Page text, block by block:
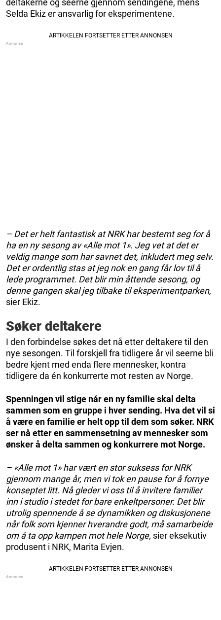
deltakerne og seerne gjennom sendingene, mens
Selda Ekiz er ansvarlig for eksperimentene.
– Det er helt fantastisk at NRK har bestemt seg for å
ha en ny sesong av «Alle mot 1». Jeg vet at det er
veldig mange som har savnet det, inkludert meg selv.
Det er ordentlig stas at jeg nok en gang får lov til å
lede programmet. Det blir min åttende sesong, og
denne gangen skal jeg tilbake til eksperimentparken,
sier Ekiz.
Søker deltakere
I den forbindelse søkes det nå etter deltakere til den
nye sesongen. Til forskjell fra tidligere år vil seerne bli
bedre kjent med enda flere mennesker, kontra
tidligere da én konkurrerte mot resten av Norge.
Spenningen vil stige når en ny familie skal delta
sammen som en gruppe i hver sending. Hva det vil si
å være en familie er helt opp til dem som søker. NRK
ser nå etter en sammensetning av mennesker som
ønsker å delta sammen og konkurrere mot Norge.
– «Alle mot 1» har vært en stor suksess for NRK
gjennom mange år, men vi tok en pause for å fornye
konseptet litt. Nå gleder vi oss til å invitere familier
inn i studio i stedet for bare enkeltpersoner. Det blir
utrolig spennende å se dynamikken og diskusjonene
når folk som kjenner hverandre godt, må samarbeide
om å ta opp kampen mot hele Norge, sier eksekutiv
produsent i NRK, Marita Evjen.